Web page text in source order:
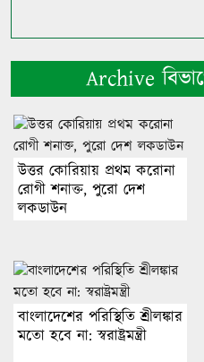
Archive
উত্তর কোরিয়ায় প্রথম করোনা
রোগী শনাক্ত, পুরো দেশ
লকডাউন
বাংলাদেশের পরিস্থিতি শ্রীলঙ্কার
মতো হবে না: স্বরাষ্ট্রমন্ত্রী